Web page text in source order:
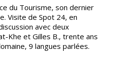
du Tourisme, son dernier
Visite de Spot 24, en
avec deux
Khe et Gilles B., trente ans
9 langues parlées.